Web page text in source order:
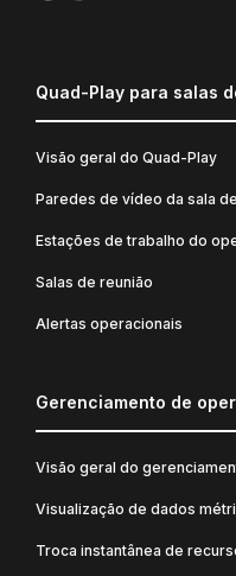
Quad-Play para salas
Visão geral do Quad-Play
Paredes de vídeo da sala
Estações de trabalho do
Salas de reunião
Alertas operacionais
Gerenciamento de
Visão geral do
Visualização de dados
Troca instantânea de